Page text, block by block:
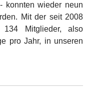
konnten wieder neun
Mit der seit 2008
134 Mitglieder, also
pro Jahr, in unseren